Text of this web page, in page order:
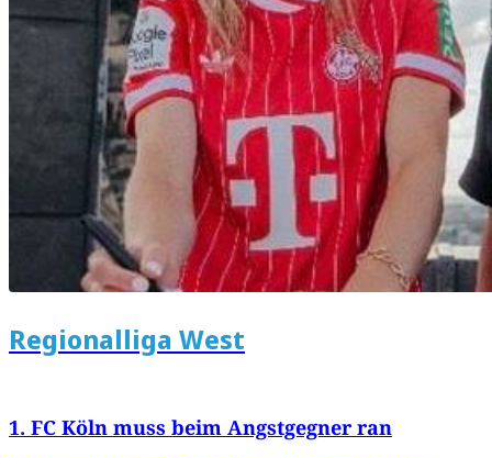
Regionalliga West
1. FC Köln muss beim Angstgegner ran